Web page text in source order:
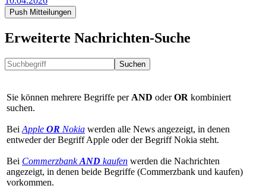
Push Mitteilungen
Erweiterte Nachrichten-Suche
Suchen
Sie können mehrere Begriffe per AND oderOR kombiniert
suchen.
Bei Apple OR Nokia werden alle News angezeigt, in denen
entweder der Begriff Apple oder der Begriff Nokia steht.
Bei CommerzbankAND kaufen werden die Nachrichten
angezeigt, in denen beide Begriffe (Commerzbank und kaufen)
vorkommen.